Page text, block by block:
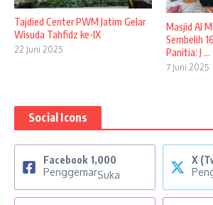
Tajdied Center PWM Jatim Gelar
Wisuda Tahfidz ke-IX
22 Juni 2025
Masjid Al
Sembelih
Panitia: J ...
7 Juni 2025
Social Icons
Facebook 1,000
PenggemarSuka
X